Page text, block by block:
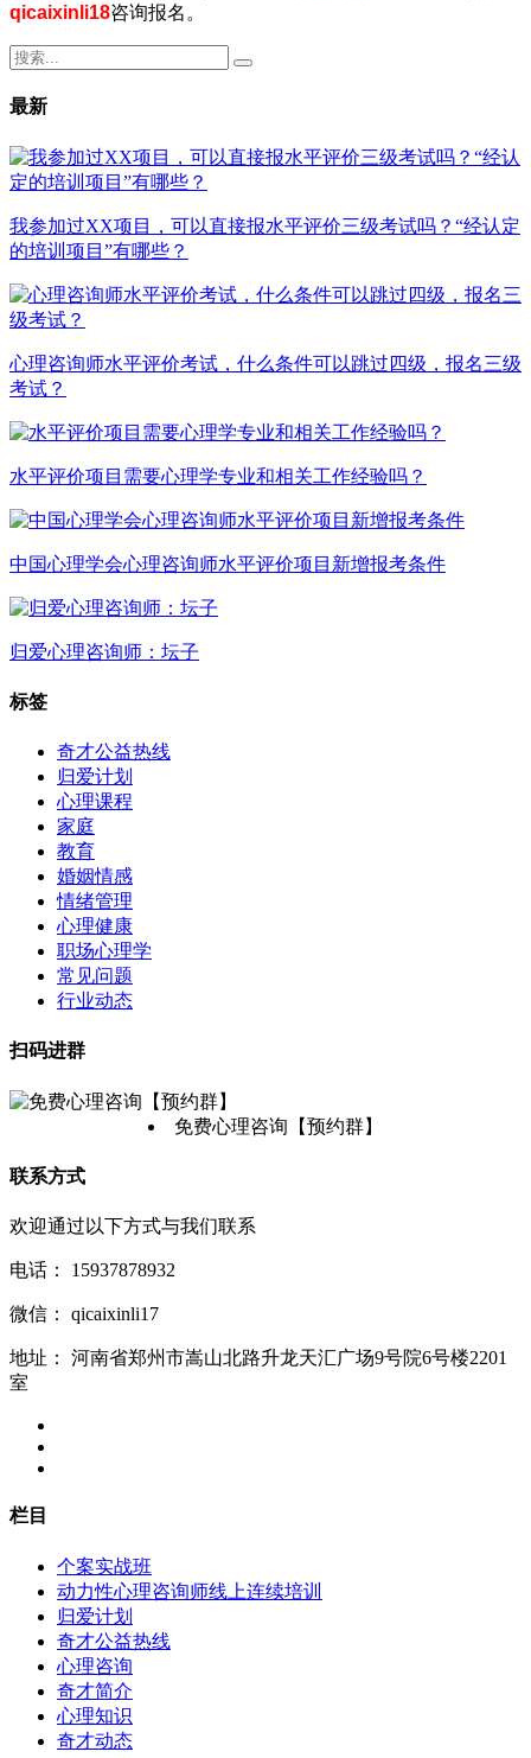
qicaixinli18咨询报名。
最新
我参加过XX项目，可以直接报水平评价三级考试吗？“经认定
的培训项目”有哪些？
心理咨询师水平评价考试，什么条件可以跳过四级，报名三级
考试？
水平评价项目需要心理学专业和相关工作经验吗？
中国心理学会心理咨询师水平评价项目新增报考条件
归爱心理咨询师：坛子
标签
奇才公益热线
归爱计划
心理课程
家庭
教育
婚姻情感
情绪管理
心理健康
职场心理学
常见问题
行业动态
扫码进群
免费心理咨询【预约群】
联系方式
欢迎通过以下方式与我们联系
电话： 15937878932
微信： qicaixinli17
地址：
河南省郑州市嵩山北路升龙天汇广场9号院6号楼2201
室
栏目
个案实战班
动力性心理咨询师线上连续培训
归爱计划
奇才公益热线
心理咨询
奇才简介
心理知识
奇才动态